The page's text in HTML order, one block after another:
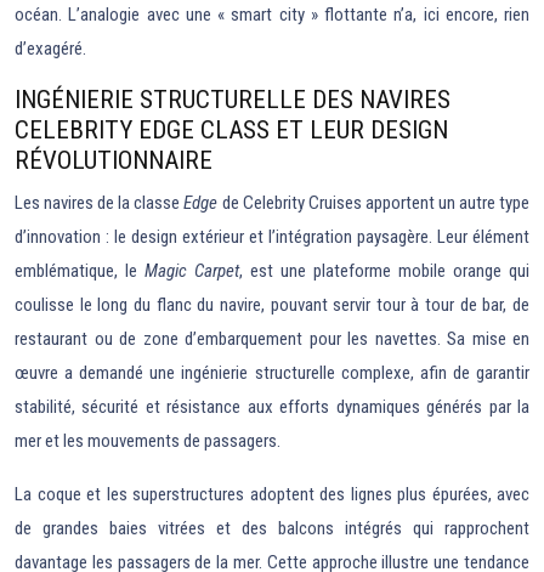
océan. L’analogie avec une « smart city » flottante n’a, ici encore, rien
d’exagéré.
INGÉNIERIE STRUCTURELLE DES NAVIRES
CELEBRITY EDGE CLASS ET LEUR DESIGN
RÉVOLUTIONNAIRE
Les navires de la classeEdge de Celebrity Cruises apportent un autre type
d’innovation : le design extérieur et l’intégration paysagère. Leur élément
emblématique, le Magic Carpet, est une plateforme mobile orange qui
coulisse le long du flanc du navire, pouvant servir tour à tour de bar, de
restaurant ou de zone d’embarquement pour les navettes. Sa mise en
œuvre a demandé une ingénierie structurelle complexe, afin de garantir
stabilité, sécurité et résistance aux efforts dynamiques générés par la
mer et les mouvements de passagers.
La coque et les superstructures adoptent des lignes plus épurées, avec
de grandes baies vitrées et des balcons intégrés qui rapprochent
davantage les passagers de la mer. Cette approche illustre une tendance